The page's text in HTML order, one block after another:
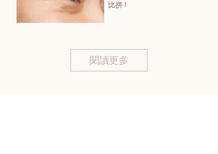
比拼 !
閱讀更多